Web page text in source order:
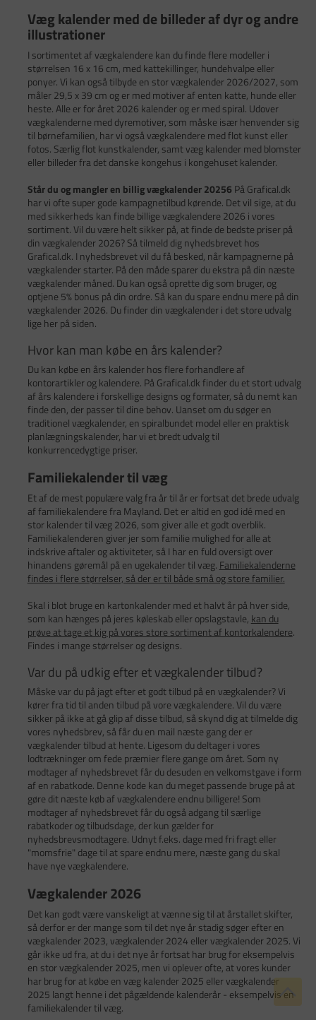
Væg kalender med de billeder af dyr og andre
illustrationer
I sortimentet af vægkalendere kan du finde flere modeller i
størrelsen 16 x 16 cm, med kattekillinger, hundehvalpe eller
ponyer. Vi kan også tilbyde en stor vægkalender 2026/2027, som
måler 29,5 x 39 cm og er med motiver af enten katte, hunde eller
heste. Alle er for året 2026 kalender og er med spiral. Udover
vægkalenderne med dyremotiver, som måske især henvender sig
til børnefamilien, har vi også vægkalendere med flot kunst eller
fotos. Særlig flot kunstkalender, samt væg kalender med blomster
eller billeder fra det danske kongehus i kongehuset kalender.
Står du og mangler en billig vægkalender 20256 På Grafical.dk
har vi ofte super gode kampagnetilbud kørende. Det vil sige, at du
med sikkerheds kan finde billige vægkalendere 2026 i vores
sortiment. Vil du være helt sikker på, at finde de bedste priser på
din vægkalender 2026? Så tilmeld dig nyhedsbrevet hos
Grafical.dk. I nyhedsbrevet vil du få besked, når kampagnerne på
vægkalender starter. På den måde sparer du ekstra på din næste
vægkalender måned. Du kan også oprette dig som bruger, og
optjene 5% bonus på din ordre. Så kan du spare endnu mere på din
vægkalender 2026. Du finder din vægkalender i det store udvalg
lige her på siden.
Hvor kan man købe en års kalender?
Du kan købe en års kalender hos flere forhandlere af
kontorartikler og kalendere. På Grafical.dk finder du et stort udvalg
af års kalendere i forskellige designs og formater, så du nemt kan
finde den, der passer til dine behov. Uanset om du søger en
traditionel vægkalender, en spiralbundet model eller en praktisk
planlægningskalender, har vi et bredt udvalg til
konkurrencedygtige priser.
Familiekalender til væg
Et af de mest populære valg fra år til år er fortsat det brede udvalg
af familiekalendere fra Mayland. Det er altid en god idé med en
stor kalender til væg 2026, som giver alle et godt overblik.
Familiekalenderen giver jer som familie mulighed for alle at
indskrive aftaler og aktiviteter, så I har en fuld oversigt over
hinandens gøremål på en ugekalender til væg. Familiekalenderne
findes i flere størrelser, så der er til både små og store familier.
Skal i blot bruge en kartonkalender med et halvt år på hver side,
som kan hænges på jeres køleskab eller opslagstavle, kan du
prøve at tage et kig på vores store sortiment af kontorkalendere.
Findes i mange størrelser og designs.
Var du på udkig efter et vægkalender tilbud?
Måske var du på jagt efter et godt tilbud på en vægkalender? Vi
kører fra tid til anden tilbud på vore vægkalendere. Vil du være
sikker på ikke at gå glip af disse tilbud, så skynd dig at tilmelde dig
vores nyhedsbrev, så får du en mail næste gang der er
vægkalender tilbud at hente. Ligesom du deltager i vores
lodtrækninger om fede præmier flere gange om året. Som ny
modtager af nyhedsbrevet får du desuden en velkomstgave i form
af en rabatkode. Denne kode kan du meget passende bruge på at
gøre dit næste køb af vægkalendere endnu billigere! Som
modtager af nyhedsbrevet får du også adgang til særlige
rabatkoder og tilbudsdage, der kun gælder for
nyhedsbrevsmodtagere. Udnyt f.eks. dage med fri fragt eller
"momsfrie" dage til at spare endnu mere, næste gang du skal
have nye vægkalendere.
Vægkalender 2026
Det kan godt være vanskeligt at vænne sig til at årstallet skifter,
så derfor er der mange som til det nye år stadig søger efter en
vægkalender 2023, vægkalender 2024 eller vægkalender 2025. Vi
går ikke ud fra, at du i det nye år fortsat har brug for eksempelvis
en stor vægkalender 2025, men vi oplever ofte, at vores kunder
har brug for at købe en væg kalender 2025 eller vægkalender
2025 langt henne i det pågældende kalenderår - eksempelvis en
familiekalender til væg.